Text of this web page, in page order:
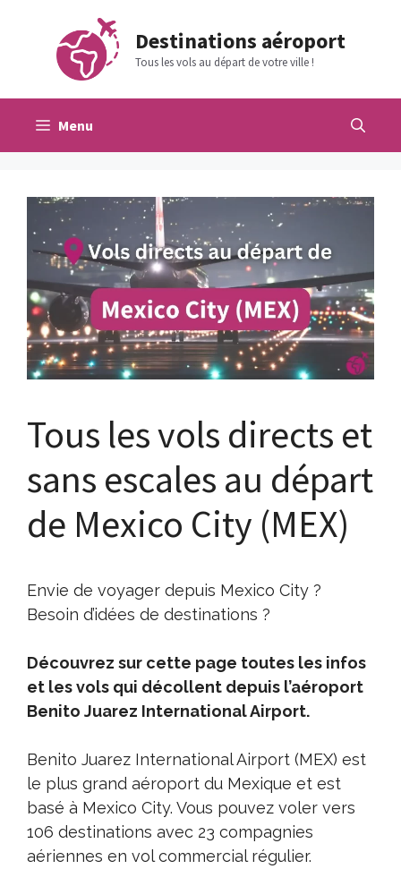
contenu
Destinations aéroport
Tous les vols au départ de votre ville !
Menu
Tous les vols directs et
sans escales au départ
de Mexico City (MEX)
Envie de voyager depuis Mexico City ?
Besoin d’idées de destinations ?
Découvrez sur cette page toutes les infos
et les vols qui décollent depuis l’aéroport
Benito Juarez International Airport.
Benito Juarez International Airport (MEX) est
le plus grand aéroport du Mexique et est
basé à Mexico City. Vous pouvez voler vers
106 destinations avec 23 compagnies
aériennes en vol commercial régulier.